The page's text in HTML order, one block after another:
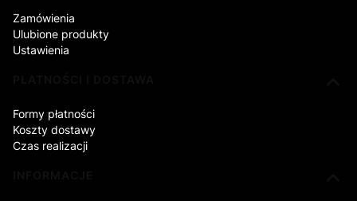
Zamówienia
Ulubione produkty
Ustawienia
Formy płatności
Koszty dostawy
Czas realizacji